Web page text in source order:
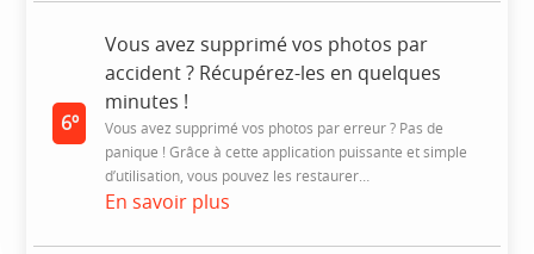
6º
Vous avez supprimé vos photos par
accident ? Récupérez-les en quelques
minutes !
Vous avez supprimé vos photos par erreur ? Pas de
panique ! Grâce à cette application puissante et simple
d’utilisation, vous pouvez les restaurer…
En savoir plus